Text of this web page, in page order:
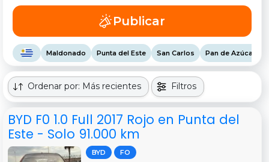
Publicar
Maldonado Punta del Este San Carlos Pan de Azúcar
Ordenar por: Más recientes Filtros
BYD F0 1.0 Full 2017 Rojo en Punta del
Este - Solo 91.000 km
BYD FO